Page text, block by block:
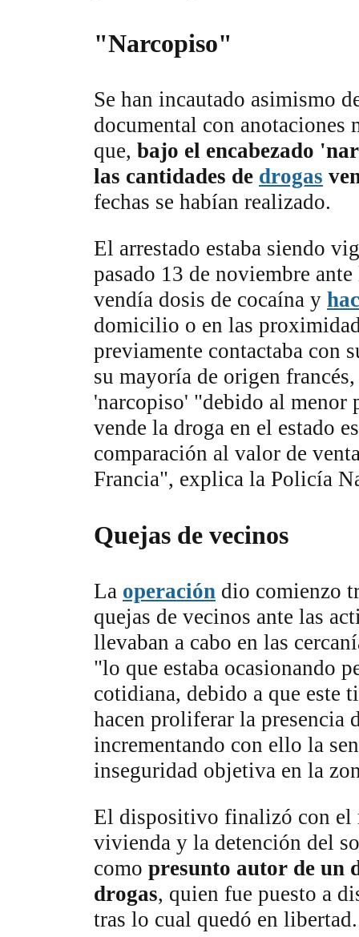
"Narcopiso"
Se han incautado asimismo
documental con anotaciones
que, bajo el encabezado
las cantidades de drogas
fechas se habían realizado.
El arrestado estaba siendo
pasado 13 de noviembre ante
vendía dosis de cocaína y
domicilio o en las
previamente contactaba con
su mayoría de origen
'narcopiso' "debido al menor
vende la droga en el estado
comparación al valor de
Francia", explica la Policía
Quejas de vecinos
La operación dio comienzo
quejas de vecinos ante las
llevaban a cabo en las
"lo que estaba ocasionando
cotidiana, debido a que este
hacen proliferar la presencia
incrementando con ello la
inseguridad objetiva en la
El dispositivo finalizó con el
vivienda y la detención del
como presunto autor de un
drogas, quien fue puesto a
tras lo cual quedó en libertad.